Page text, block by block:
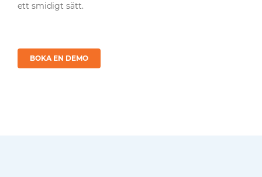
ett smidigt sätt.
BOKA EN DEMO